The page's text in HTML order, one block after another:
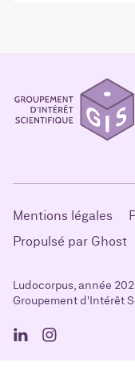
Mentions légales
Propulsé par Ghost
Ludocorpus, année
Groupement d'Intérêt